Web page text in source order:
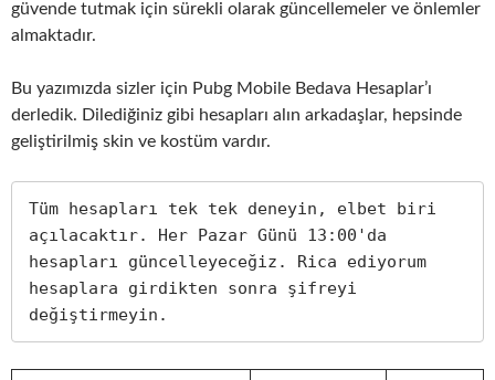
güvende tutmak için sürekli olarak güncellemeler ve önlemler
almaktadır.
Bu yazımızda sizler için Pubg Mobile Bedava Hesaplar’ı
derledik. Dilediğiniz gibi hesapları alın arkadaşlar, hepsinde
geliştirilmiş skin ve kostüm vardır.
Tüm hesapları tek tek deneyin, elbet biri
açılacaktır. Her Pazar Günü 13:00'da
hesapları güncelleyeceğiz. Rica ediyorum
hesaplara girdikten sonra şifreyi
değiştirmeyin.